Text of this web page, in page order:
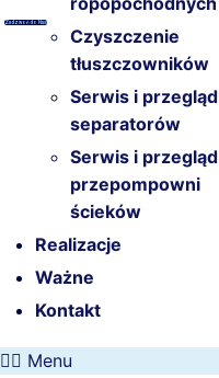
Zadzwoń do Nas!
Czyszczenie
tłuszczowników
Serwis i przegląd
separatorów
Serwis i przegląd
przepompowni
ścieków
Realizacje
Ważne
Kontakt
Menu